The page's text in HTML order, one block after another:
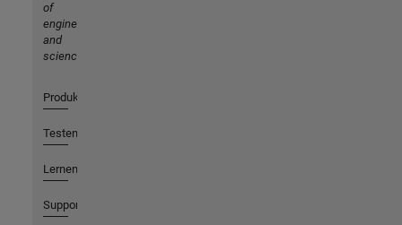
of
engineering
and
science
Produkte
Testen oder Kaufen
Lernen
Support